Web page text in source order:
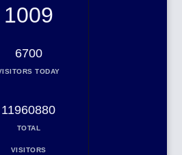
1009
6700
TODAY
11960880
TOTAL
VISITORS